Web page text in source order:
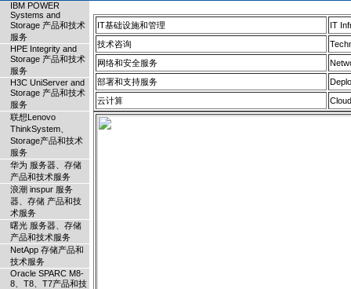
IBM POWER
Systems and
Storage 产品和技术
服务
HPE Integrity and
Storage 产品和技术
服务
H3C UniServer and
Storage 产品和技术
服务
联想Lenovo
ThinkSystem、
Storage产品和技术
服务
华为 服务器、存储
产品和技术服务
浪潮 inspur 服务
器、存储 产品和技
术服务
曙光 服务器、存储
产品和技术服务
NetApp 存储产品和
技术服务
Oracle SPARC M8-
8、T8、T7产品和技
IT基础设施和管理
IT
技术咨询
网络和安全服务
部署和支持服务
云计算